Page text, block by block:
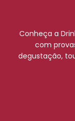
Conheça a
com
degustação,